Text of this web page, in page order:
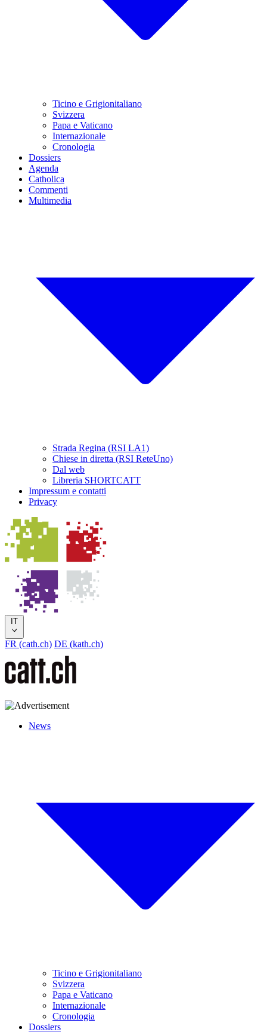
Ticino e Grigionitaliano
Svizzera
Papa e Vaticano
Internazionale
Cronologia
Dossiers
Agenda
Catholica
Commenti
Multimedia
Strada Regina (RSI LA1)
Chiese in diretta (RSI ReteUno)
Dal web
Libreria SHORTCATT
Impressum e contatti
Privacy
IT
FR (cath.ch) DE (kath.ch)
News
Ticino e Grigionitaliano
Svizzera
Papa e Vaticano
Internazionale
Cronologia
Dossiers